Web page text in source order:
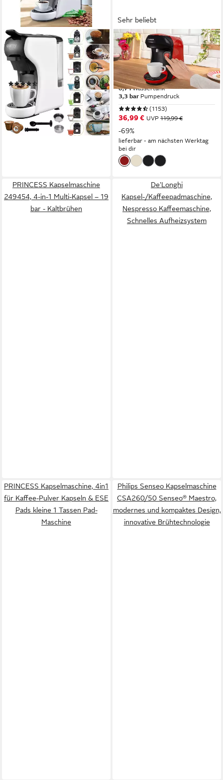
CAMRY
Espressomaschine, Weiß
Kaffeemaschine
Kapselmaschine
ab 95,89 € 115,99 €
-17%
lieferbar - in 4-5 Werktagen bei dir
Sehr beliebt
TASSIMO
Kapselmaschine happy
friendly TAS103E, über 70
Getränke, platzsparend
0,7 l Wassertank
3,3 bar Pumpendruck
(1153)
36,99 € UVP 119,99 €
-69%
lieferbar - am nächsten Werktag
bei dir
PRINCESS Kapselmaschine
249454, 4-in-1 Multi-Kapsel – 19
bar - Kaltbrühen
De'Longhi
Kapsel-/Kaffeepadmaschine,
Nespresso Kaffeemaschine,
Schnelles Aufheizsystem
PRINCESS Kapselmaschine, 4in1
für Kaffee-Pulver Kapseln & ESE
Pads kleine 1 Tassen Pad-
Maschine
Philips Senseo Kapselmaschine
CSA260/50 Senseo® Maestro,
modernes und kompaktes Design,
innovative Brühtechnologie